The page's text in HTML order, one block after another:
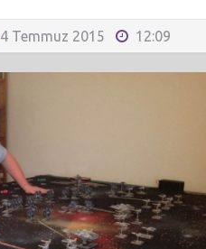
4 Temmuz 2015 12:09